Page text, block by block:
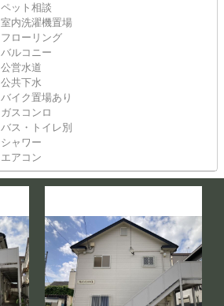
ペット相談
室内洗濯機置場
フローリング
バルコニー
公営水道
公共下水
バイク置場あり
ガスコンロ
バス・トイレ別
シャワー
エアコン